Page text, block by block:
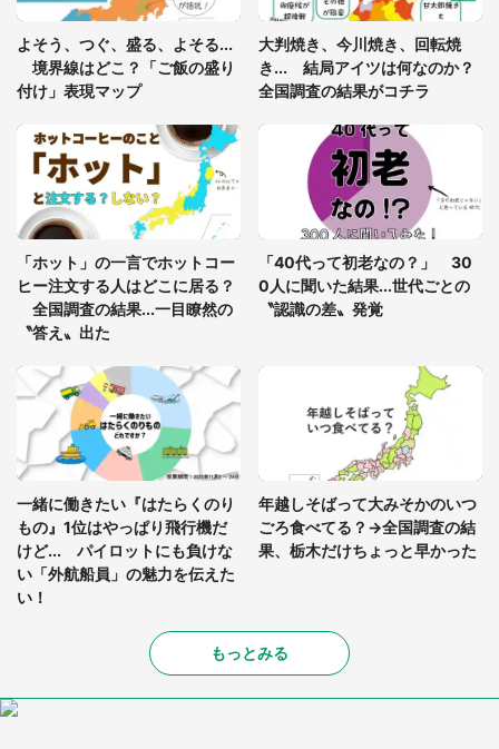
「閉所恐怖症の私は新幹線で大パニック。隣席の青
年に『手を繋いで』とお願いしたら...」 体験談に
8万人感動
7万人驚がく 「お菓子売り場ならまだしも...」「ハ
ードル高い」
あまりにも四角すぎる猫、激写される 「これもう
座布団だろ」「食パンの耳」と1.4万人困惑
よそう、つぐ、盛る、よそる...
境界線はどこ？「ご飯の盛り
付け」表現マップ
大判焼き、今川焼き、回転焼
き... 結局アイツは何なのか？
全国調査の結果がコチラ
「ホット」の一言でホットコー
ヒー注文する人はどこに居る？
全国調査の結果...一目瞭然の
〝答え〟出た
「40代って初老なの？」 30
0人に聞いた結果...世代ごとの
〝認識の差〟発覚
一緒に働きたい『はたらくのり
もの』1位はやっぱり飛行機だ
けど... パイロットにも負けな
い「外航船員」の魅力を伝えた
い！
年越しそばって大みそかのいつ
ごろ食べてる？→全国調査の結
果、栃木だけちょっと早かった
もっとみる